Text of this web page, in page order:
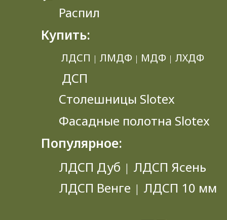
Распил
Купить:
ЛДСП | ЛМДФ | МДФ | ЛХДФ
ДСП
Столешницы Slotex
Фасадные полотна Slotex
Популярное:
ЛДСП Дуб | ЛДСП Ясень
ЛДСП Венге | ЛДСП 10 мм